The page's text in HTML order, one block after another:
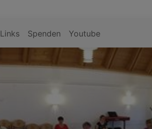
Links Spenden Youtube